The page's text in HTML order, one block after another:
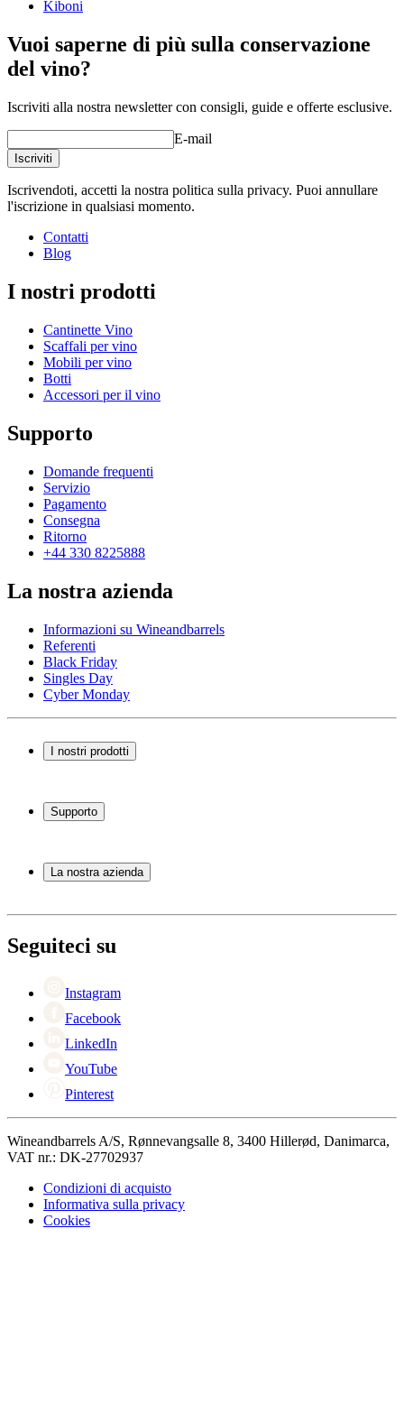
Kiboni
Vuoi saperne di più sulla conservazione
del vino?
Iscriviti alla nostra newsletter con consigli, guide e offerte esclusive.
E-mail
Iscriviti
Iscrivendoti, accetti la nostra politica sulla privacy. Puoi annullare
l'iscrizione in qualsiasi momento.
Contatti
Blog
I nostri prodotti
Cantinette Vino
Scaffali per vino
Mobili per vino
Botti
Accessori per il vino
Supporto
Domande frequenti
Servizio
Pagamento
Consegna
Ritorno
+44 330 8225888
La nostra azienda
Informazioni su Wineandbarrels
Referenti
Black Friday
Singles Day
Cyber Monday
I nostri prodotti
Scaffali per vino
Mobili per vino
Supporto
Servizio
Pagamento
Ritorno
La nostra azienda
Black Friday
Singles Day
Seguiteci su
Instagram
Facebook
LinkedIn
YouTube
Pinterest
Wineandbarrels A/S, Rønnevangsalle 8, 3400 Hillerød, Danimarca,
VAT nr.: DK-27702937
Condizioni di acquisto
Informativa sulla privacy
Cookies